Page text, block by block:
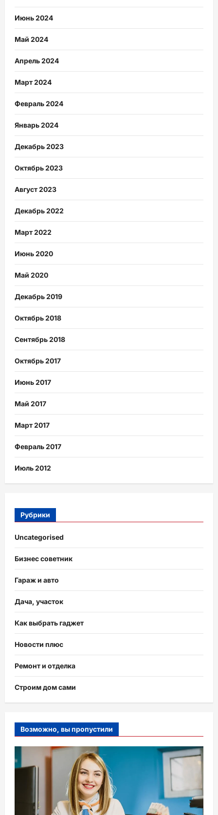
Июнь 2024
Май 2024
Апрель 2024
Март 2024
Февраль 2024
Январь 2024
Декабрь 2023
Октябрь 2023
Август 2023
Декабрь 2022
Март 2022
Июнь 2020
Май 2020
Декабрь 2019
Октябрь 2018
Сентябрь 2018
Октябрь 2017
Июнь 2017
Май 2017
Март 2017
Февраль 2017
Июль 2012
Рубрики
Uncategorised
Бизнес советник
Гараж и авто
Дача, участок
Как выбрать гаджет
Новости плюс
Ремонт и отделка
Строим дом сами
Возможно, вы пропустили